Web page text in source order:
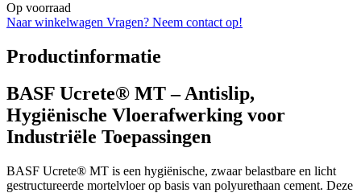
Op voorraad
Naar winkelwagen Vragen? Neem contact op!
Productinformatie
BASF Ucrete® MT – Antislip,
Hygiënische Vloerafwerking voor
Industriële Toepassingen
BASF Ucrete® MT is een hygiënische, zwaar belastbare en licht
gestructureerde mortelvloer op basis van polyurethaan cement. Deze